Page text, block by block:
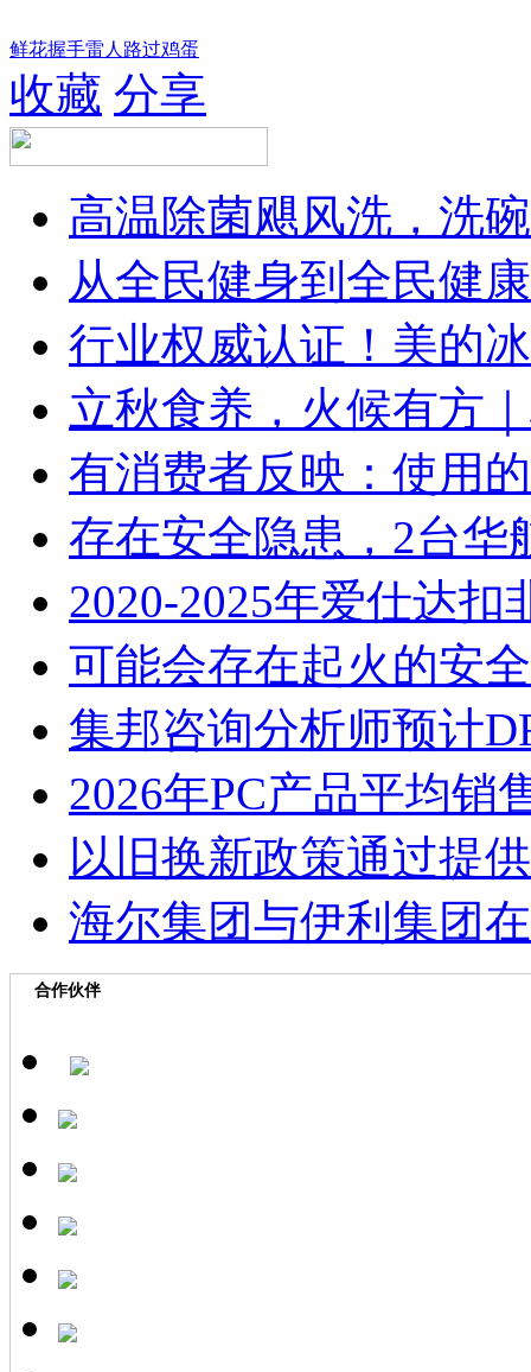
鲜花握手雷人 路过鸡蛋
收藏 分享
高温除菌飓风洗，洗
从全民健身到全民健
行业权威认证！美的
立秋食养，火候有方
有消费者反映：使用
存在安全隐患，2台华
2020-2025年爱仕达
可能会存在起火的安
集邦咨询分析师预计
2026年PC产品平均销
以旧换新政策通过提
海尔集团与伊利集团
合作伙伴